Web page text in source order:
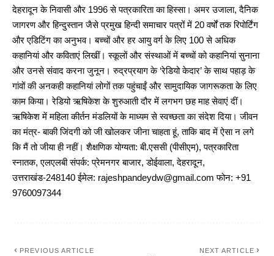
देहरादून के निवासी और 1996 से पत्रकारिता का हिस्सा। अमर उजाला, दैनिक
जागरण और हिन्दुस्तान जैसे प्रमुख हिन्दी समाचार पत्रों में 20 वर्षों तक रिपोर्टिंग
और एडिटिंग का अनुभव। बच्चों और हर आयु वर्ग के लिए 100 से अधिक
कहानियां और कविताएं लिखीं। स्कूलों और संस्थाओं में बच्चों को कहानियां सुनाना
और उनसे संवाद करना जुनून। रुद्रप्रयाग के ‘रेडियो केदार’ के साथ पहाड़ के
गांवों की अनकही कहानियां लोगों तक पहुंचाईं और सामुदायिक जागरूकता के लिए
काम किया। रेडियो ऋषिकेश के शुरुआती दौर में लगभग छह माह सेवाएं दीं।
ऋषिकेश में महिला कीर्तन मंडलियों के माध्यम से स्वच्छता का संदेश दिया। जीवन
का मंत्र- बाकी जिंदगी को जी खोलकर जीना चाहता हूं, ताकि बाद में ऐसा न लगे
कि मैं तो जीया ही नहीं। शैक्षणिक योग्यता: बी.एससी (पीसीएम), पत्रकारिता
स्नातक, एलएलबी संपर्क: प्रेमनगर बाजार, डोईवाला, देहरादून,
उत्तराखंड-248140 ईमेल: rajeshpandeydw@gmail.com फोन: +91
9760097344
PREVIOUS ARTICLE NEXT ARTICLE